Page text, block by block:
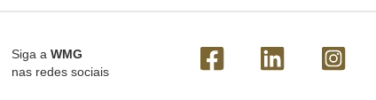
Siga a WMG
nas redes sociais